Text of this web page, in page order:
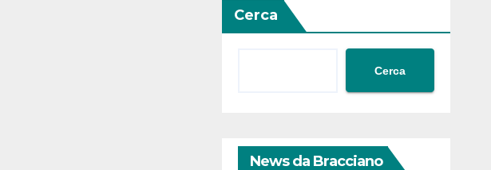
Cerca
Cerca
News da Bracciano